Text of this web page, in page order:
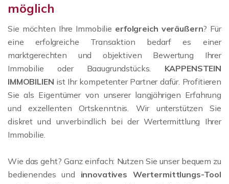
möglich
Sie möchten Ihre Immobilie erfolgreich veräußern? Für
eine erfolgreiche Transaktion bedarf es einer
marktgerechten und objektiven Bewertung Ihrer
Immobilie oder Baaugrundstücks. KAPPENSTEIN
IMMOBILIEN ist Ihr kompetenter Partner dafür. Profitieren
Sie als Eigentümer von unserer langjährigen Erfahrung
und exzellenten Ortskenntnis. Wir unterstützen Sie
diskret und unverbindlich bei der Wertermittlung Ihrer
Immobilie.
Wie das geht? Ganz einfach: Nutzen Sie unser bequem zu
bedienendes und innovatives Wertermittlungs-Tool